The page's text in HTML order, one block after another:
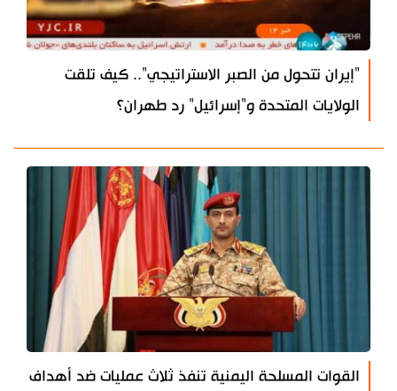
"إيران تتحول من الصبر الاستراتيجي".. كيف تلقت
الولايات المتحدة و"إسرائيل" رد طهران؟
القوات المسلحة اليمنية تنفذ ثلاث عمليات ضد أهداف